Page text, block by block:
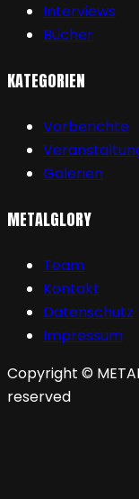
Interviews
Bücher
KATEGORIEN
Vorberichte
Galerien
METALGLORY
Team
Kontakt
Datenschutz
Impressum
Copyright ©
reserved